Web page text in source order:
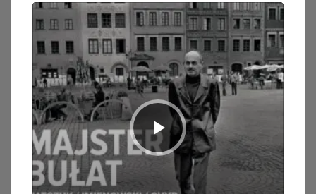
Odtwarzacz
dźwiękowych